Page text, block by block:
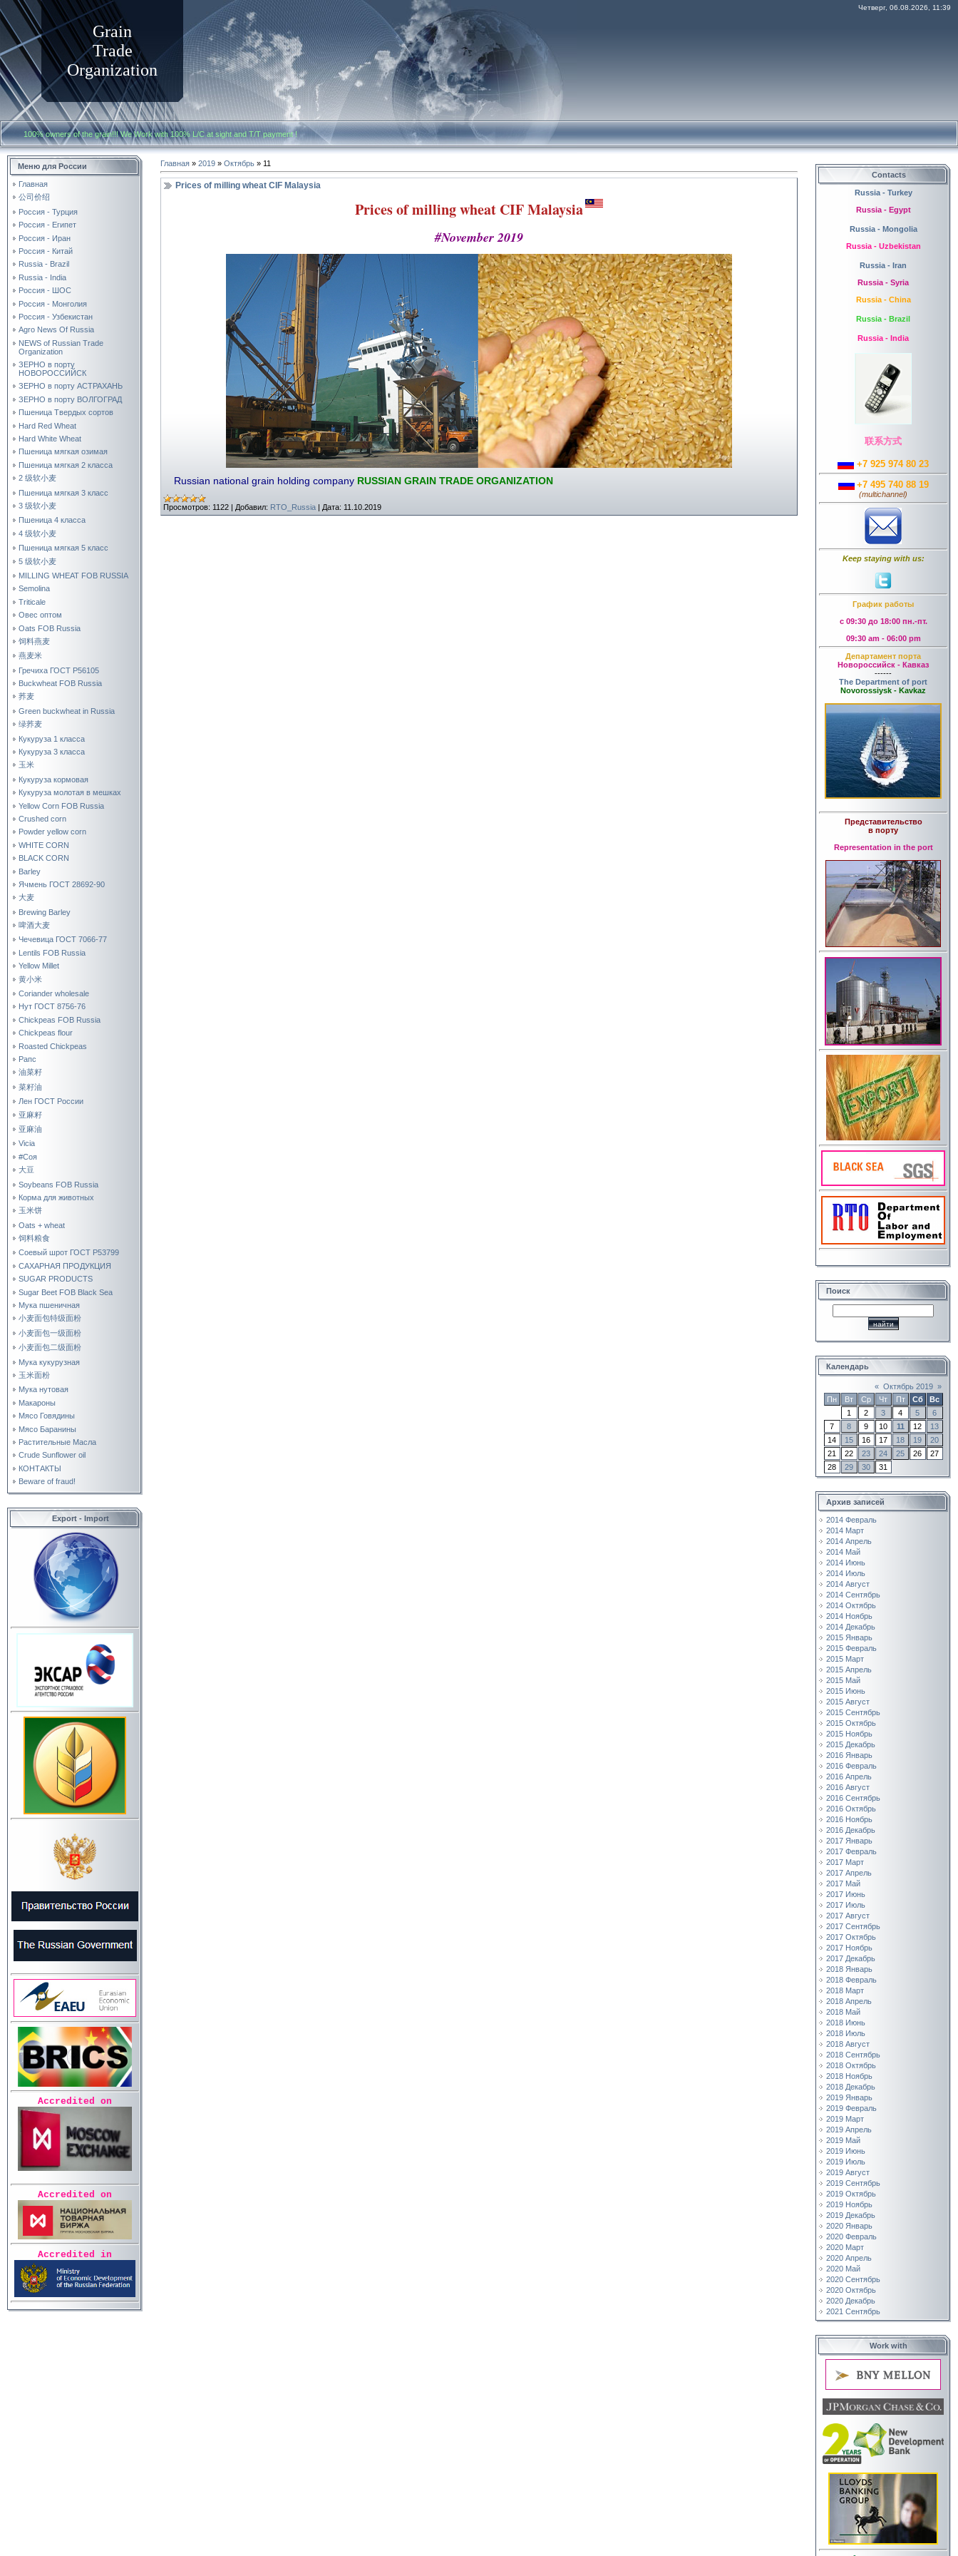
Grain
Trade
Organization
Четверг, 06.08.2026, 11:39
100% owners of the grain!!! We Work with100% L/C at sight and T/T payment!
Меню для России
Главная
公司价绍
Россия - Турция
Россия - Египет
Россия - Иран
Россия - Китай
Russia - Brazil
Russia - India
Россия - ШОС
Россия - Монголия
Россия - Узбекистан
Agro News Of Russia
NEWS of Russian Trade
Organization
ЗЕРНО в порту
НОВОРОССИЙСК
ЗЕРНО в порту АСТРАХАНЬ
ЗЕРНО в порту ВОЛГОГРАД
Пшеница Твердых сортов
Hard Red Wheat
Hard White Wheat
Пшеница мягкая озимая
Пшеница мягкая 2 класса
2 级软小麦
Пшеница мягкая 3 класс
3 级软小麦
Пшеница 4 класса
4 级软小麦
Пшеница мягкая 5 класс
5 级软小麦
MILLING WHEAT FOB RUSSIA
Semolina
Triticale
Овес оптом
Oats FOB Russia
饲料燕麦
燕麦米
Гречиха ГОСТ Р56105
Buckwheat FOB Russia
荞麦
Green buckwheat in Russia
绿荞麦
Кукуруза 1 класса
Кукуруза 3 класса
玉米
Кукуруза кормовая
Кукуруза молотая в мешках
Yellow Corn FOB Russia
Crushed corn
Powder yellow corn
WHITE CORN
BLACK CORN
Barley
Ячмень ГОСТ 28692-90
大麦
Brewing Barley
啤酒大麦
Чечевица ГОСТ 7066-77
Lentils FOB Russia
Yellow Millet
黄小米
Coriander wholesale
Нут ГОСТ 8756-76
Chickpeas FOB Russia
Chickpeas flour
Roasted Chickpeas
Рапс
油菜籽
菜籽油
Лен ГОСТ России
亚麻籽
亚麻油
Vicia
#Соя
大豆
Soybeans FOB Russia
Корма для животных
玉米饼
Oats + wheat
饲料粮食
Соевый шрот ГОСТ Р53799
САХАРНАЯ ПРОДУКЦИЯ
SUGAR PRODUCTS
Sugar Beet FOB Black Sea
Мука пшеничная
小麦面包特级面粉
小麦面包一级面粉
小麦面包二级面粉
Мука кукурузная
玉米面粉
Мука нутовая
Макароны
Мясо Говядины
Мясо Баранины
Растительные Масла
Crude Sunflower oil
КОНТАКТЫ
Beware of fraud!
Export - Import
Accredited on
Accredited on
Accredited in
Главная » 2019 » Октябрь » 11
Prices of milling wheat CIF Malaysia
Prices of milling wheat CIF Malaysia
#November 2019
Russian national grain holding company RUSSIAN GRAIN TRADE ORGANIZATION
Просмотров: 1122 | Добавил: RTO_Russia | Дата: 11.10.2019
Contacts
Russia - Turkey
Russia - Egypt
Russia - Mongolia
Russia - Uzbekistan
Russia - Iran
Russia - Syria
Russia - China
Russia - Brazil
Russia - India
联系方式
+7 925 974 80 23
+7 495 740 88 19
(multichannel)
Keep staying with us:
График работы
с 09:30 до 18:00 пн.-пт.
09:30 am - 06:00 pm
Департамент порта
Новороссийск - Кавказ
------
The Department of port
Novorossiysk - Kavkaz
Представительство
в порту
Representation in the port
Поиск
Календарь
« Октябрь 2019 »
Пн
Вт Ср Чт Пт Сб
Вс
1
2 3 4 5
6
7
8 9 10 11 12
13
14
15 16 17 18 19
20
21
22 23 24 25 26
27
28
29 30 31
Архив записей
2014 Февраль
2014 Март
2014 Апрель
2014 Май
2014 Июнь
2014 Июль
2014 Август
2014 Сентябрь
2014 Октябрь
2014 Ноябрь
2014 Декабрь
2015 Январь
2015 Февраль
2015 Март
2015 Апрель
2015 Май
2015 Июнь
2015 Август
2015 Сентябрь
2015 Октябрь
2015 Ноябрь
2015 Декабрь
2016 Январь
2016 Февраль
2016 Апрель
2016 Август
2016 Сентябрь
2016 Октябрь
2016 Ноябрь
2016 Декабрь
2017 Январь
2017 Февраль
2017 Март
2017 Апрель
2017 Май
2017 Июнь
2017 Июль
2017 Август
2017 Сентябрь
2017 Октябрь
2017 Ноябрь
2017 Декабрь
2018 Январь
2018 Февраль
2018 Март
2018 Апрель
2018 Май
2018 Июнь
2018 Июль
2018 Август
2018 Сентябрь
2018 Октябрь
2018 Ноябрь
2018 Декабрь
2019 Январь
2019 Февраль
2019 Март
2019 Апрель
2019 Май
2019 Июнь
2019 Июль
2019 Август
2019 Сентябрь
2019 Октябрь
2019 Ноябрь
2019 Декабрь
2020 Январь
2020 Февраль
2020 Март
2020 Апрель
2020 Май
2020 Сентябрь
2020 Октябрь
2020 Декабрь
2021 Сентябрь
Work with